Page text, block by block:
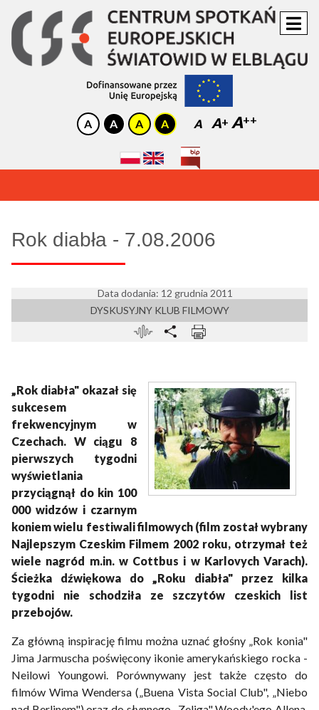
A A A
Rok diabła - 7.08.2006
Data dodania: 12 grudnia 2011
DYSKUSYJNY KLUB FILMOWY
„Rok diabła" okazał się
sukcesem
frekwencyjnym w
Czechach. W ciągu 8
pierwszych tygodni
wyświetlania
przyciągnął do kin 100
000 widzów i czarnym
koniem wielu festiwali filmowych (film został wybrany
Najlepszym Czeskim Filmem 2002 roku, otrzymał też
wiele nagród m.in. w Cottbus i w Karlovych Varach).
Ścieżka dźwiękowa do „Roku diabła" przez kilka
tygodni nie schodziła ze szczytów czeskich list
przebojów.
Za główną inspirację filmu można uznać głośny „Rok konia"
Jima Jarmuscha poświęcony ikonie amerykańskiego rocka -
Neilowi Youngowi. Porównywany jest także często do
filmów Wima Wendersa („Buena Vista Social Club", „Niebo